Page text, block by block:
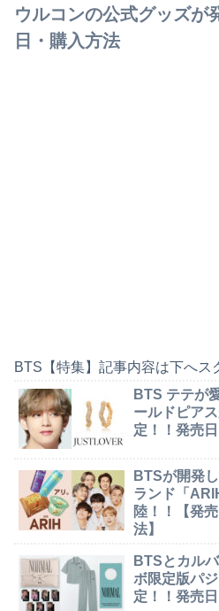
ウルコンの公式グッズが
日・購入方法
BTS【特集】記事内容は下へス
BTS テテが
ールドピア
定！！発売
BTSが開発
ランド「
陸！！【発
法】
BTSとカル
ボ限定版パ
定！！発売